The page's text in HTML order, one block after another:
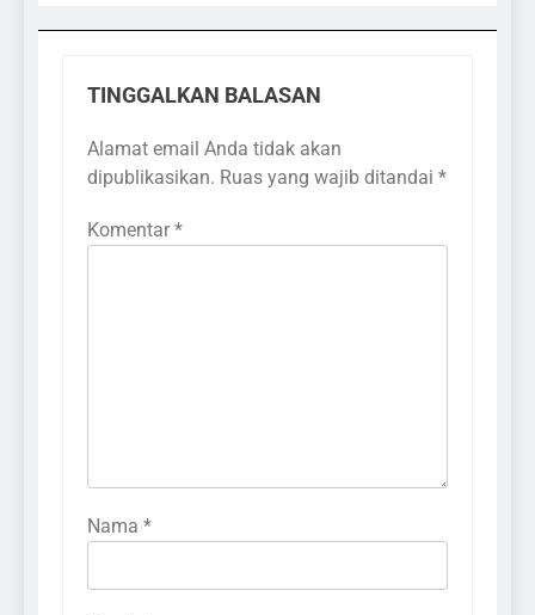
TINGGALKAN BALASAN
Alamat email Anda tidak akan
dipublikasikan. Ruas yang wajib ditandai *
Komentar *
Nama *